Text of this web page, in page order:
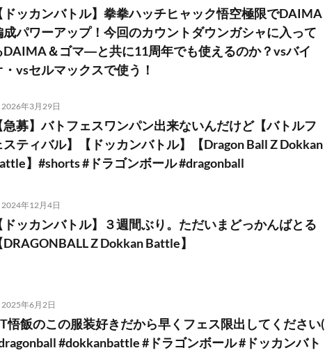
ドッカンバトル】拳拳ハッチヒャック悟空極限でDAIMA
成パワーアップ！今回のカウントダウンガシャに入って
DAIMA＆ゴマ―と共に11周年でも使えるのか？vsバイ
・vsセルマックスで使う！
2026年3月29日
急募】バトフェスワンパン出来ないんだけど【バトルフ
スティバル】【ドッカンバトル】【Dragon Ball Z Dokkan
】#shorts #ドラゴンボール #dragonball
2024年12月4日
ドッカンバトル】３週間ぶり。ただいまどっかんばとる
DRAGONBALL Z Dokkan Battle】
2025年6月2日
悟飯のこの服装好きだから早くフェス限出してください(
#dokkanbattle #ドラゴンボール #ドッカンバト